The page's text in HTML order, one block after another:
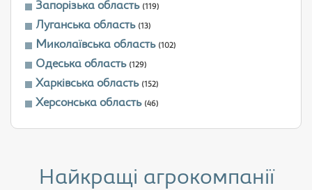
Запорізька область (119)
Луганська область (13)
Миколаївська область (102)
Одеська область (129)
Харківська область (152)
Херсонська область (46)
Найкращі агрокомпанії